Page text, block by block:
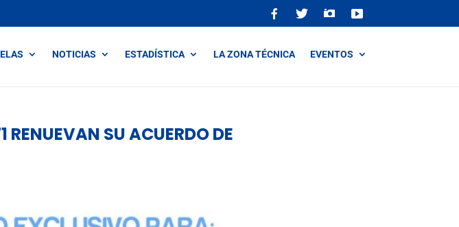
NOTICIAS ESTADÍSTICA LA ZONA TÉCNICA EVENTOS
SU ACUERDO DE